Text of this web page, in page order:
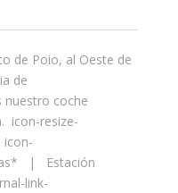
de Poio, al Oeste de
de
nuestro coche
icon-resize-
| Estación
link-